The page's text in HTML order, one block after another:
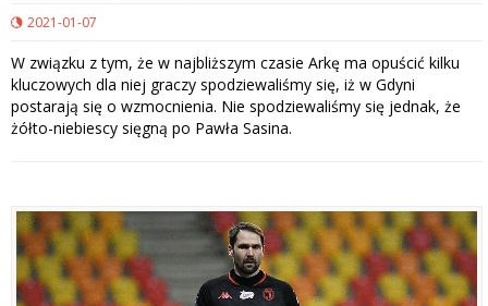
2021-01-07
W związku z tym, że w najbliższym czasie Arkę ma opuścić kilku
kluczowych dla niej graczy spodziewaliśmy się, iż w Gdyni
postarają się o wzmocnienia. Nie spodziewaliśmy się jednak, że
żółto-niebiescy sięgną po Pawła Sasina.